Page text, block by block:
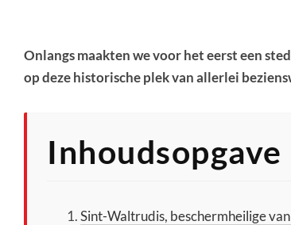
Onlangs maakten we voor het eerst een
op deze historische plek van allerlei
Inhoudsopgave
Sint-Waltrudis, beschermheilige